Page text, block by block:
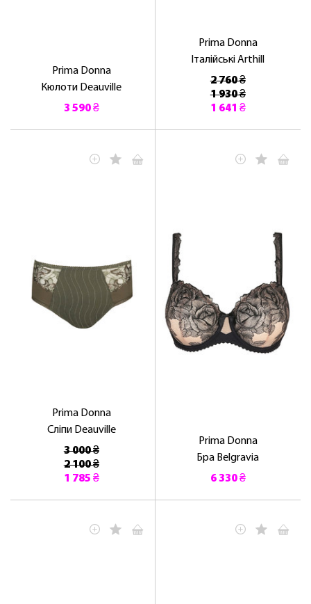
Prima Donna
Кюлоти Deauville
3 590 ₴
Prima Donna
Італійські Arthill
2 760 ₴
1 930 ₴
1 641 ₴
Prima Donna
Сліпи Deauville
3 000 ₴
2 100 ₴
1 785 ₴
Prima Donna
Бра Belgravia
6 330 ₴